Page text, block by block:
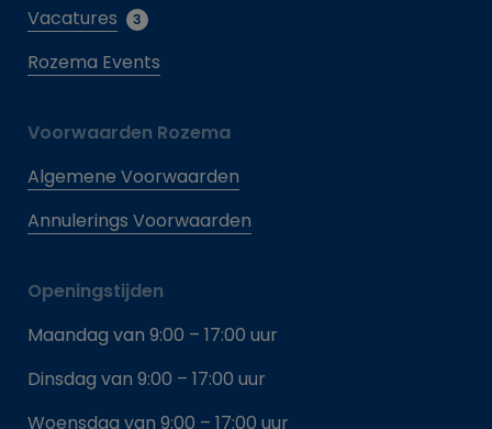
Vacatures
3
Rozema Events
Voorwaarden Rozema
Algemene Voorwaarden
Annulerings Voorwaarden
Openingstijden
Maandag van 9:00 – 17:00 uur
Dinsdag van 9:00 – 17:00 uur
Woensdag van 9:00 – 17:00 uur